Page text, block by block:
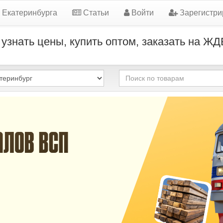
Статьи Войти
цены, купить оптом, заказать на